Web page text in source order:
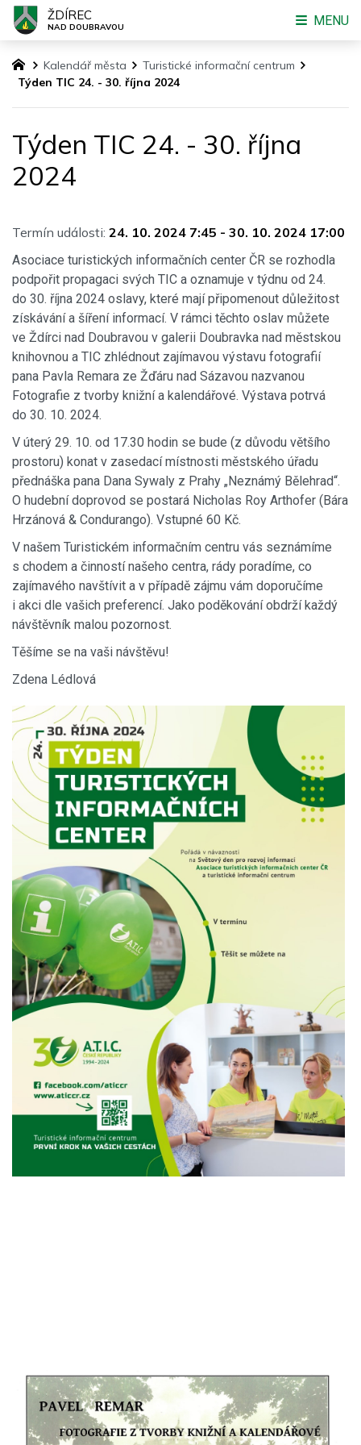
Kalendář města
Turistické informační centrum
Týden TIC 24. - 30. října 2024
Týden TIC 24. - 30. října
2024
Termín události: 24. 10. 2024 7:45 - 30. 10. 2024 17:00
Asociace turistických informačních center ČR se rozhodla
podpořit propagaci svých TIC a oznamuje v týdnu od 24.
do 30. října 2024 oslavy, které mají připomenout důležitost
získávání a šíření informací. V rámci těchto oslav můžete
ve Ždírci nad Doubravou v galerii Doubravka nad městskou
knihovnou a TIC zhlédnout zajímavou výstavu fotografií
pana Pavla Remara ze Žďáru nad Sázavou nazvanou
Fotografie z tvorby knižní a kalendářové. Výstava potrvá
do 30. 10. 2024.
V úterý 29. 10. od 17.30 hodin se bude (z důvodu většího
prostoru) konat v zasedací místnosti městského úřadu
přednáška pana Dana Sywaly z Prahy „Neznámý Bělehrad“.
O hudební doprovod se postará Nicholas Roy Arthofer (Bára
Hrzánová & Condurango). Vstupné 60 Kč.
V našem Turistickém informačním centru vás seznámíme
s chodem a činností našeho centra, rády poradíme, co
zajímavého navštívit a v případě zájmu vám doporučíme
i akci dle vašich preferencí. Jako poděkování obdrží každý
návštěvník malou pozornost.
Těšíme se na vaši návštěvu!
Zdena Lédlová
ŽDÍREC
NAD DOUBRAVOU MENU